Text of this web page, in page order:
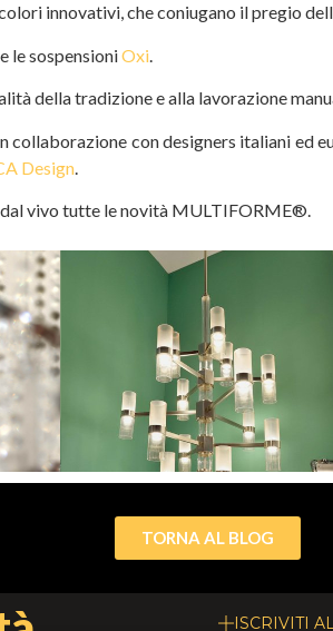
innovativi, che coniugano il pregio
, e le sospensioniOxi
della tradizione e alla lavorazione
con designers italiani ed
Design
vivo tutte le novità MULTIFORME®.
TORNA AL BLOG
ISCRIVITI